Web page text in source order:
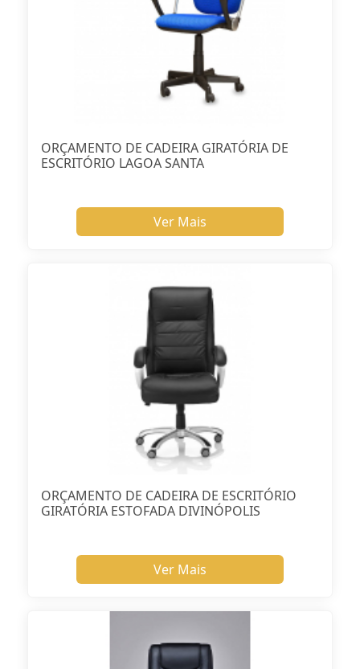
ORÇAMENTO DE CADEIRA GIRATÓRIA DE
ESCRITÓRIO LAGOA SANTA
Ver Mais
ORÇAMENTO DE CADEIRA DE ESCRITÓRIO
GIRATÓRIA ESTOFADA DIVINÓPOLIS
Ver Mais